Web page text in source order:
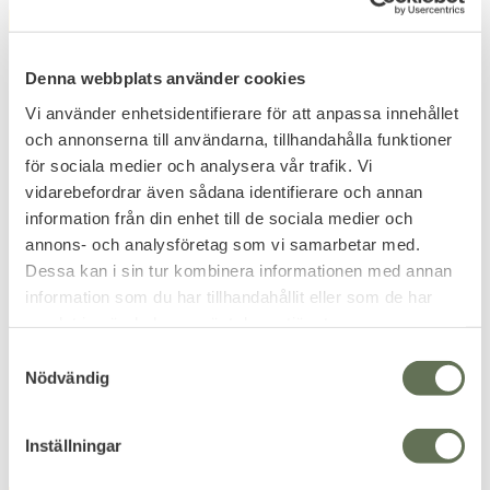
Denna webbplats använder cookies
Vi använder enhetsidentifierare för att anpassa innehållet
och annonserna till användarna, tillhandahålla funktioner
för sociala medier och analysera vår trafik. Vi
vidarebefordrar även sådana identifierare och annan
information från din enhet till de sociala medier och
annons- och analysföretag som vi samarbetar med.
Dessa kan i sin tur kombinera informationen med annan
information som du har tillhandahållit eller som de har
Nödvändig
Inställningar
Lägg till i favoriter
Snigel 30L Specialist
Ryggsäck
Med ett välutvecklat
mångsidigt system som slår det
mesta i funktionalitet.
12%
Lägg till i favoriter
Snigel Multi Insert
panel 1.0 A Specialist
30L
ryggsäck.
12%